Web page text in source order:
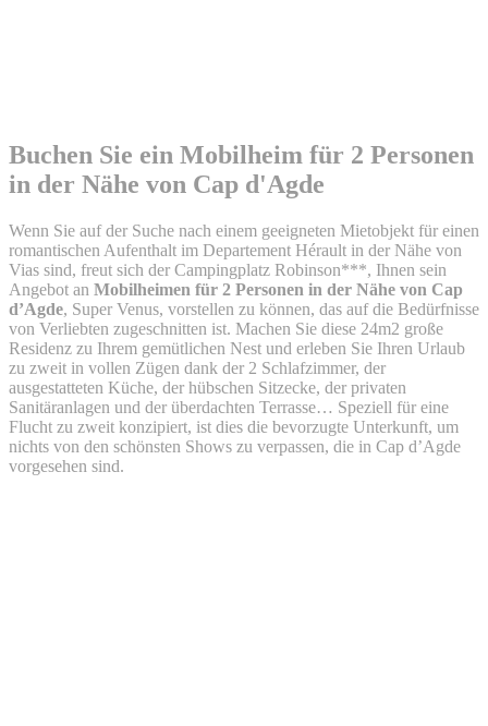
Buchen Sie ein Mobilheim für 2 Personen
in der Nähe von Cap d'Agde
Wenn Sie auf der Suche nach einem geeigneten Mietobjekt für einen
romantischen Aufenthalt im Departement Hérault in der Nähe von
Vias sind, freut sich der Campingplatz Robinson***, Ihnen sein
Angebot an Mobilheimen für 2 Personen in der Nähe von Cap
d’Agde, Super Venus, vorstellen zu können, das auf die Bedürfnisse
von Verliebten zugeschnitten ist. Machen Sie diese 24m2 große
Residenz zu Ihrem gemütlichen Nest und erleben Sie Ihren Urlaub
zu zweit in vollen Zügen dank der 2 Schlafzimmer, der
ausgestatteten Küche, der hübschen Sitzecke, der privaten
Sanitäranlagen und der überdachten Terrasse… Speziell für eine
Flucht zu zweit konzipiert, ist dies die bevorzugte Unterkunft, um
nichts von den schönsten Shows zu verpassen, die in Cap d’Agde
vorgesehen sind.